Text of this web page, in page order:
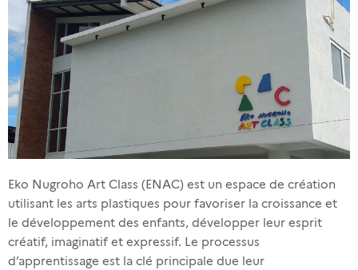
Eko Nugroho Art Class (ENAC) est un espace de création
utilisant les arts plastiques pour favoriser la croissance et
le développement des enfants, développer leur esprit
créatif, imaginatif et expressif. Le processus
d’apprentissage est la clé principale due leur